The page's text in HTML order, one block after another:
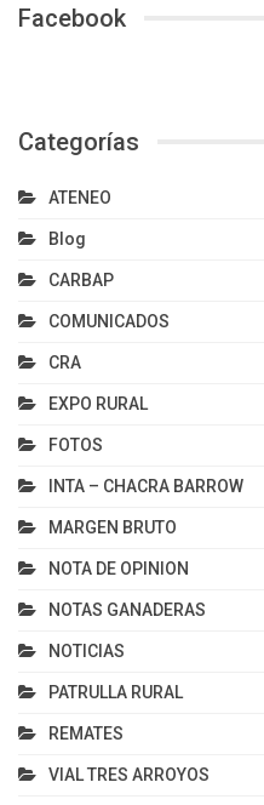
Facebook
Categorías
ATENEO
Blog
CARBAP
COMUNICADOS
CRA
EXPO RURAL
FOTOS
INTA – CHACRA BARROW
MARGEN BRUTO
NOTA DE OPINION
NOTAS GANADERAS
NOTICIAS
PATRULLA RURAL
REMATES
VIAL TRES ARROYOS